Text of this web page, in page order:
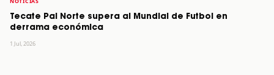
Tecate Pal Norte supera al Mundial de Futbol en
derrama económica
1 Jul, 2026